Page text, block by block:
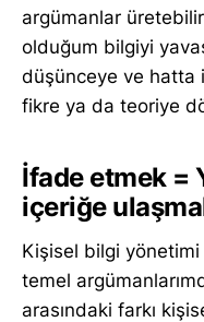
argümanlar
olduğum bilgiyi
düşünceye ve hatta
fikre ya da teoriye
İfade etmek =
içeriğe
Kişisel bilgi yönetimi
temel
arasındaki farkı